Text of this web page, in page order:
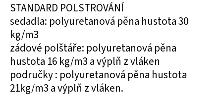
STANDARD POLSTROVÁNÍ
sedadla: polyuretanová pěna hustota 30
kg/m3
zádové polštáře: polyuretanová pěna
hustota 16 kg/m3 a výplň z vláken
područky : polyuretanová pěna hustota
21kg/m3 a výplň z vláken.